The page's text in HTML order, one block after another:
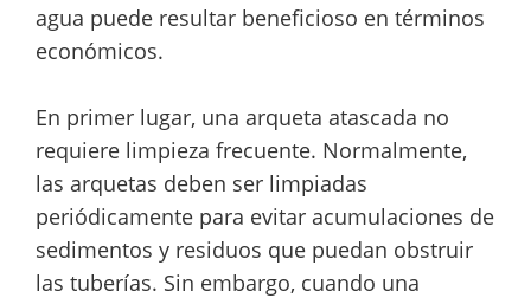
agua puede resultar beneficioso en términos
económicos.
En primer lugar, una arqueta atascada no
requiere limpieza frecuente. Normalmente,
las arquetas deben ser limpiadas
periódicamente para evitar acumulaciones de
sedimentos y residuos que puedan obstruir
las tuberías. Sin embargo, cuando una